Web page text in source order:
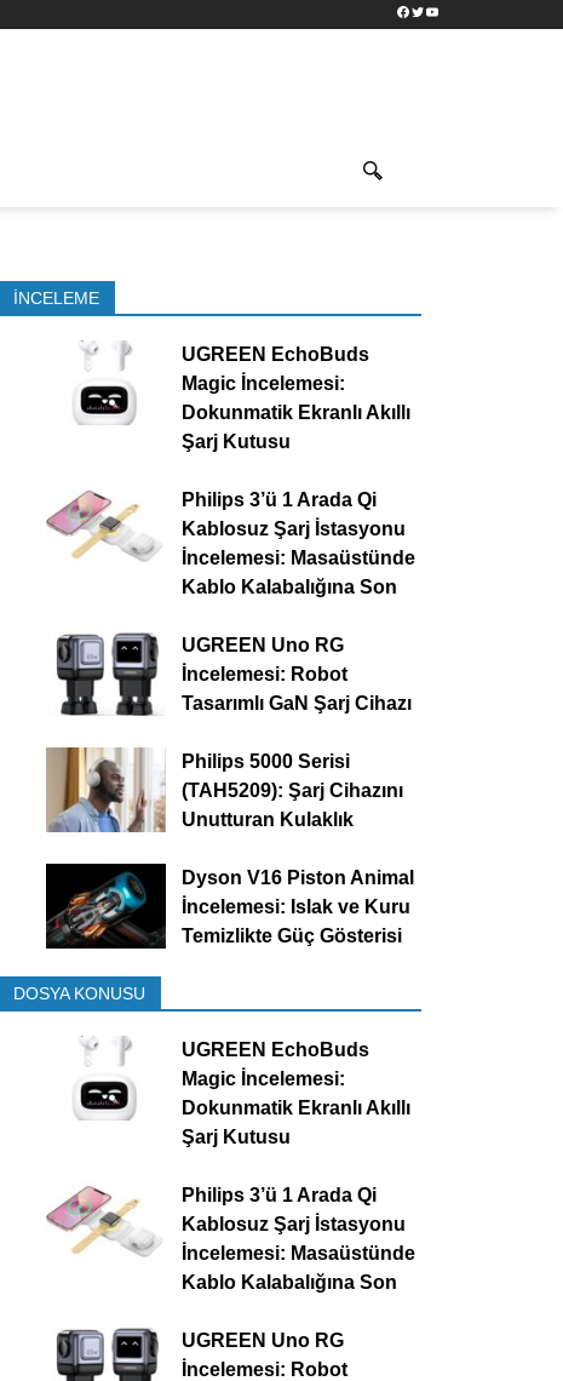
Facebook
TwitterYouTube
İNCELEME
UGREEN EchoBuds
Magic İncelemesi:
Dokunmatik Ekranlı Akıllı
Şarj Kutusu
Philips 3’ü 1 Arada Qi
Kablosuz Şarj İstasyonu
İncelemesi: Masaüstünde
Kablo Kalabalığına Son
UGREEN Uno RG
İncelemesi: Robot
Tasarımlı GaN Şarj Cihazı
Philips 5000 Serisi
(TAH5209): Şarj Cihazını
Unutturan Kulaklık
Dyson V16 Piston Animal
İncelemesi: Islak ve Kuru
Temizlikte Güç Gösterisi
DOSYA KONUSU
UGREEN EchoBuds
Magic İncelemesi:
Dokunmatik Ekranlı Akıllı
Şarj Kutusu
Philips 3’ü 1 Arada Qi
Kablosuz Şarj İstasyonu
İncelemesi: Masaüstünde
Kablo Kalabalığına Son
UGREEN Uno RG
İncelemesi: Robot